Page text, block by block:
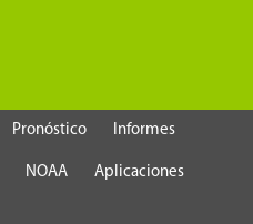
Pronóstico Informes
NOAA Aplicaciones